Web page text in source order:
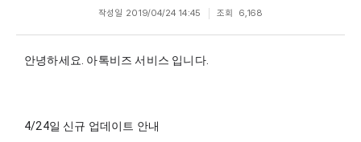
작성일 2019/04/24 14:45 조회 6,168
안녕하세요. 아톡비즈 서비스 입니다.
4/24일 신규 업데이트 안내